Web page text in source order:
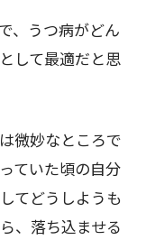
、うつ病がどん
して最適だと思
微妙なところで
ていた頃の自分
てどうしようも
、落ち込ませる